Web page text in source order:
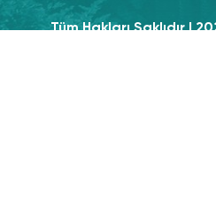
Tüm Hakları Saklıdır |